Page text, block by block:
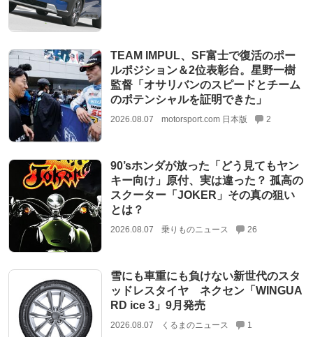
TEAM IMPUL、SF富士で復活のポー
ルポジション＆2位表彰台。星野一樹
監督「オサリバンのスピードとチーム
のポテンシャルを証明できた」
2026.08.07 motorsport.com 日本版 2
90’sホンダが放った「どう見てもヤン
キー向け」原付、実は違った？ 孤高の
スクーター「JOKER」その真の狙い
とは？
2026.08.07 乗りものニュース 26
雪にも車重にも負けない新世代のスタ
ッドレスタイヤ ネクセン「WINGUA
RD ice 3」9月発売
2026.08.07 くるまのニュース 1